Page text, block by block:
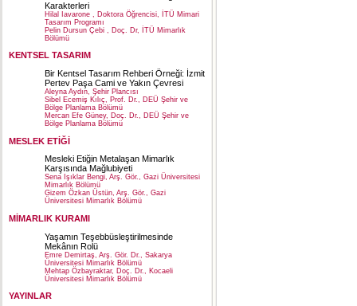
Karakterleri
Hilal Iavarone , Doktora Öğrencisi, İTÜ Mimari
Tasarım Programı
Pelin Dursun Çebi , Doç. Dr, İTÜ Mimarlık
Bölümü
KENTSEL TASARIM
Bir Kentsel Tasarım Rehberi Örneği: İzmit
Pertev Paşa Cami ve Yakın Çevresi
Aleyna Aydın, Şehir Plancısı
Sibel Ecemiş Kılıç, Prof. Dr., DEÜ Şehir ve
Bölge Planlama Bölümü
Mercan Efe Güney, Doç. Dr., DEÜ Şehir ve
Bölge Planlama Bölümü
MESLEK ETİĞİ
Mesleki Etiğin Metalaşan Mimarlık
Karşısında Mağlubiyeti
Sena Işıklar Bengi, Arş. Gör., Gazi Üniversitesi
Mimarlık Bölümü
Gizem Özkan Üstün, Arş. Gör., Gazi
Üniversitesi Mimarlık Bölümü
MİMARLIK KURAMI
Yaşamın Teşebbüsleştirilmesinde
Mekânın Rolü
Emre Demirtaş, Arş. Gör. Dr., Sakarya
Üniversitesi Mimarlık Bölümü
Mehtap Özbayraktar, Doç. Dr., Kocaeli
Üniversitesi Mimarlık Bölümü
YAYINLAR